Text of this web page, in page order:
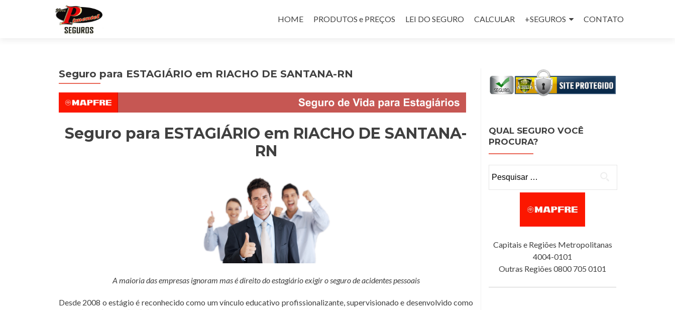
HOME
PRODUTOS e PREÇOS LEI DO SEGURO CALCULAR +SEGUROS CONTATO
Seguro para ESTAGIÁRIO em RIACHO DE SANTANA-RN
Seguro para ESTAGIÁRIO em RIACHO DE SANTANA-
RN
A maioria das empresas ignoram mas é direito do estagiário exigir o seguro de acidentes pessoais
Desde 2008 o estágio é reconhecido como um vínculo educativo profissionalizante, supervisionado e desenvolvido como
QUAL SEGURO VOCÊ
PROCURA?
Capitais e Regiões Metropolitanas
4004-0101
Outras Regiões 0800 705 0101